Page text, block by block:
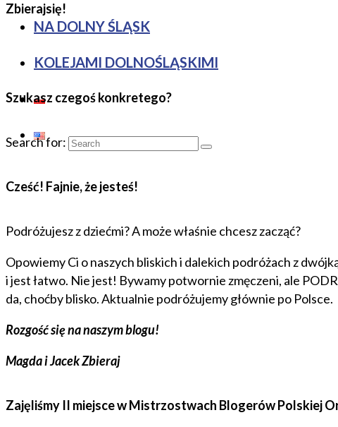
NA DOLNY ŚLĄSK
KOLEJAMI DOLNOŚLĄSKIMI
Zbierajsię!
Szukasz czegoś konkretego?
Search for:
Cześć! Fajnie, że jesteś!
Podróżujesz z dziećmi? A może właśnie chcesz zacząć?
Opowiemy Ci o naszych bliskich i dalekich podróżach z
i jest łatwo. Nie jest! Bywamy potwornie zmęczeni, ale
da, choćby blisko. Aktualnie podróżujemy głównie po Polsce.
Rozgość się na naszym blogu!
Magda i Jacek Zbieraj
Zajęliśmy II miejsce w Mistrzostwach Blogerów Polskiej